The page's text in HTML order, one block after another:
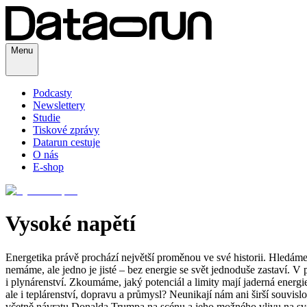
Menu
Podcasty
Newslettery
Studie
Tiskové zprávy
Datarun cestuje
O nás
E-shop
Vysoké napětí
Energetika právě prochází největší proměnou ve své historii.
nemáme, ale jedno je jisté – bez energie se svět jednoduše zastaví.
i plynárenství. Zkoumáme, jaký potenciál a limity mají jaderná
ale i teplárenství, dopravu a průmysl? Neunikají nám ani širší